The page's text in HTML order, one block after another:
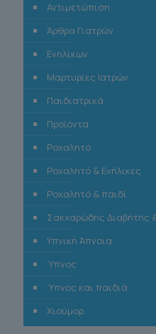
Αντιμετώπιση
Άρθρα Γιατρών
Ενηλίκων
Μαρτυρίες Ιατρών
Παιδιατρικά
Προϊόντα
Ροχαλητό
Ροχαλητό & Ενήλικες
Ροχαλητό & παιδί
Σακχαρώδης Διαβήτης
Υπνική Άπνοια
Ύπνος
Ύπνος και παιδιά
Χιούμορ